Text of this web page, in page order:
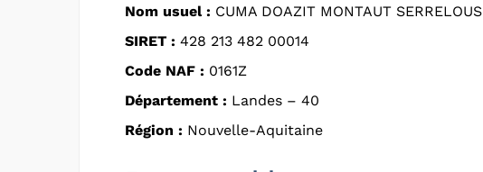
Nom usuel : CUMA DOAZIT MONTAUT SERRELOUS
SIRET : 428 213 482 00014
Code NAF : 0161Z
Département : Landes – 40
Région : Nouvelle-Aquitaine